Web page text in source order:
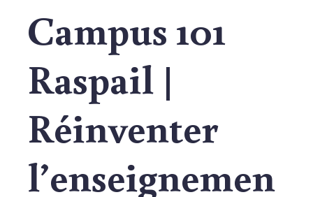
Campus 101
Raspail |
Réinventer
l’enseignemen